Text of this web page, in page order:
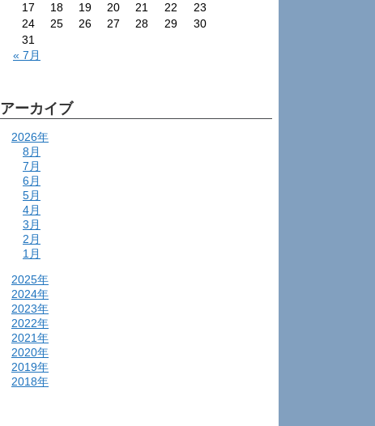
17
18 19 20 21 22
23
24
25 26 27 28 29
30
31
« 7月
アーカイブ
2026年
8月
7月
6月
5月
4月
3月
2月
1月
2025年
2024年
2023年
2022年
2021年
2020年
2019年
2018年